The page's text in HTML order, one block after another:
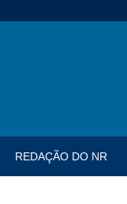
REDAÇÃO DO NR